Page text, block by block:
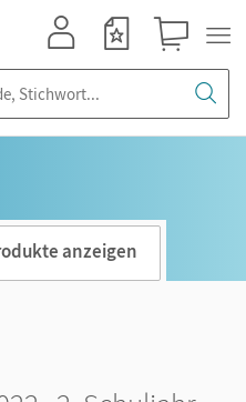
anzeigen